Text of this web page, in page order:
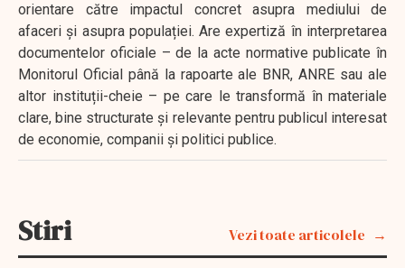
orientare către impactul concret asupra mediului de
afaceri și asupra populației. Are expertiză în interpretarea
documentelor oficiale – de la acte normative publicate în
Monitorul Oficial până la rapoarte ale BNR, ANRE sau ale
altor instituții-cheie – pe care le transformă în materiale
clare, bine structurate și relevante pentru publicul interesat
de economie, companii și politici publice.
Stiri Vezi toate articolele